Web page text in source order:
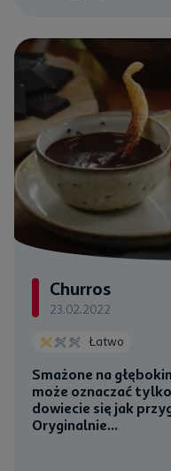
Churros
23.02.2022
Łatwo
Smażone na
może oznaczać
dowiecie się jak
Oryginalnie...